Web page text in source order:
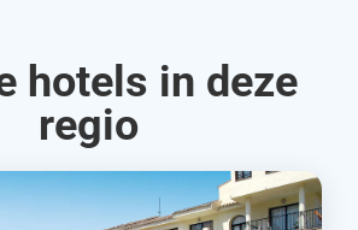
hotels in deze
regio